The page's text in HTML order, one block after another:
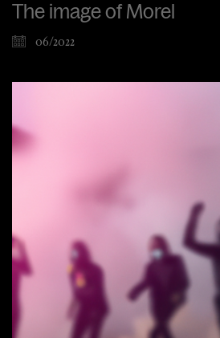
The image of Morel
06/2022